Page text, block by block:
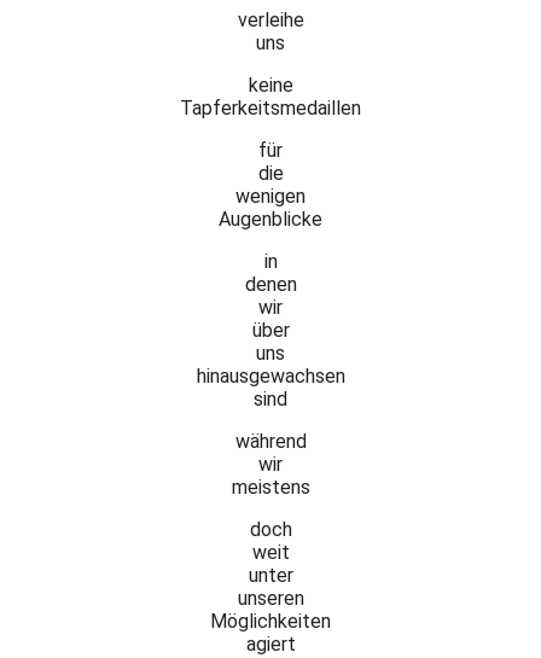
verleihe
uns
keine
Tapferkeitsmedaillen
für
die
wenigen
Augenblicke
in
denen
wir
über
uns
hinausgewachsen
sind
während
wir
meistens
doch
weit
unter
unseren
Möglichkeiten
agiert